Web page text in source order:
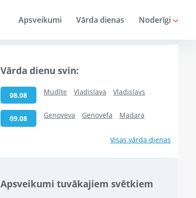
Apsveikumi Vārda dienas Noderīgi
Vārda dienu svin:
08.08 Mudīte Vladislava Vladislavs
09.08 Genoveva Genovefa Madara
Visas vārda dienas
Apsveikumi tuvākajiem svētkiem